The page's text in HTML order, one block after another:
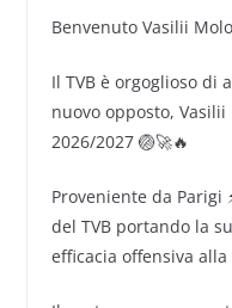
Benvenuto Vasilii
Il TVB è orgoglioso di
nuovo opposto,
2026/2027 🏐🚀🔥
Proveniente da
del TVB portando la
efficacia offensiva